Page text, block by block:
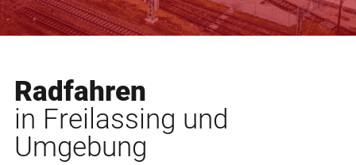
Radfahren
in Freilassing und
Umgebung